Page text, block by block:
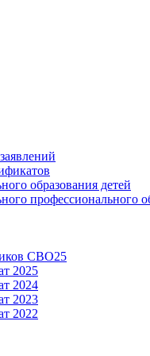
образования детей
профессионального
СВО25
2025
2024
2023
2022